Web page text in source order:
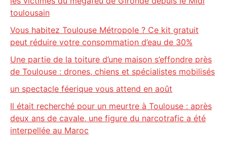
toulousain
Vous habitez Toulouse Métropole ? Ce kit gratuit
peut réduire votre consommation d’eau de 30%
Une partie de la toiture d’une maison s’effondre près
de Toulouse : drones, chiens et spécialistes mobilisés
un spectacle féerique vous attend en août
Il était recherché pour un meurtre à Toulouse : après
deux ans de cavale, une figure du narcotrafic a été
interpellée au Maroc